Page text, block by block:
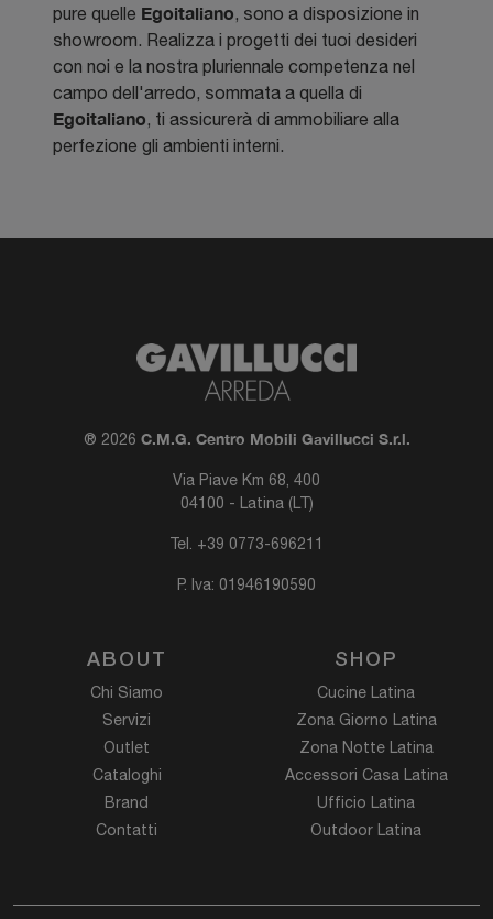
pure quelle Egoitaliano, sono a disposizione in
showroom. Realizza i progetti dei tuoi desideri
con noi e la nostra pluriennale competenza nel
campo dell'arredo, sommata a quella di
Egoitaliano, ti assicurerà di ammobiliare alla
perfezione gli ambienti interni.
® 2026 C.M.G. Centro Mobili Gavillucci S.r.l.
Via Piave Km 68, 400
04100 - Latina (LT)
Tel. +39 0773-696211
P. Iva: 01946190590
ABOUT
Chi Siamo
Servizi
Outlet
Cataloghi
Brand
Contatti
SHOP
Cucine Latina
Zona Giorno Latina
Zona Notte Latina
Accessori Casa Latina
Ufficio Latina
Outdoor Latina